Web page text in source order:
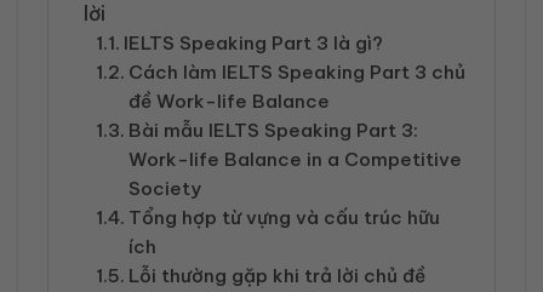
lời
IELTS Speaking Part 3 là gì?
Cách làm IELTS Speaking Part 3 chủ
đề Work-life Balance
Bài mẫu IELTS Speaking Part 3:
Work-life Balance in a Competitive
Society
Tổng hợp từ vựng và cấu trúc hữu
ích
Lỗi thường gặp khi trả lời chủ đề